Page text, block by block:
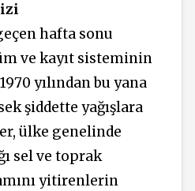
hafta sonu
ve kayıt sisteminin
yılından bu yana
şiddette yağışlara
ülke genelinde
sel ve toprak
yitirenlerin